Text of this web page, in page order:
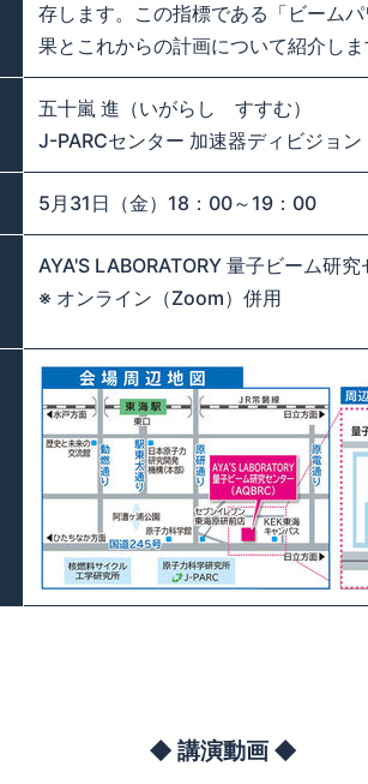
存します。この指標である「ビーム
果とこれからの計画について紹介し
五十嵐 進（いがらし すすむ）
J-PARCセンター 加速器ディビジョン
5月31日（金）18：00～19：00
AYA'S LABORATORY 量子ビーム研
※ オンライン（Zoom）併用
◆ 講演動画 ◆